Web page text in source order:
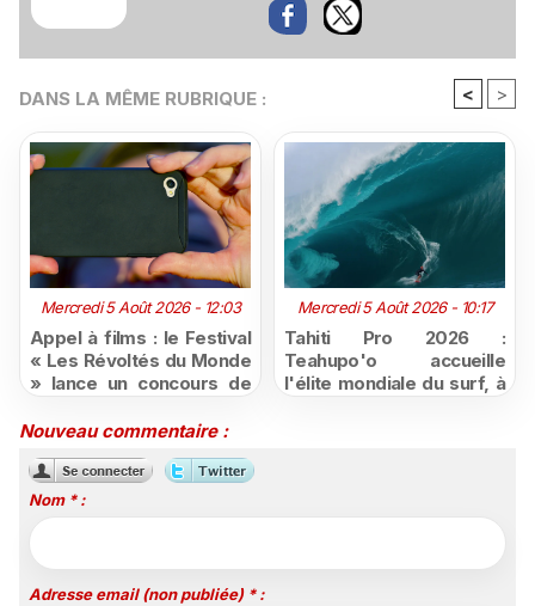
DANS LA MÊME RUBRIQUE : < >
Mercredi 5 Août 2026 - 12:03
Appel à films : le Festival
« Les Révoltés du Monde
» lance un concours de
jeunes ultramarins
Mercredi 5 Août 2026 - 10:17
Tahiti Pro 2026 :
Teahupo'o accueille
l'élite mondiale du surf, à
Nouveau commentaire :
Nom * :
Adresse email (non publiée) * :